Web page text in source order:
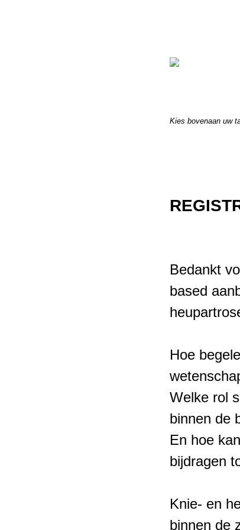
Kies bovenaan uw
Bedankt
based
Hoe
Welke rol
binnen de
En hoe
bijdragen
Knie- en
binnen de